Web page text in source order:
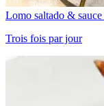
Lomo saltado &
Trois fois par jour